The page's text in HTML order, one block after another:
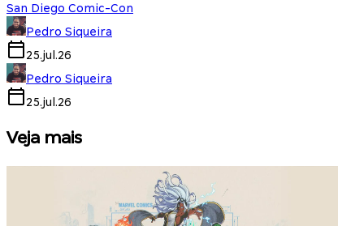
San Diego Comic-Con
Pedro Siqueira
25.jul.26
Pedro Siqueira
25.jul.26
Veja mais